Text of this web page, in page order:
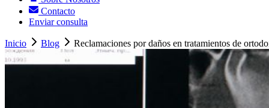
Contacto
Enviar consulta
Inicio Blog Reclamaciones por daños en tratamientos de